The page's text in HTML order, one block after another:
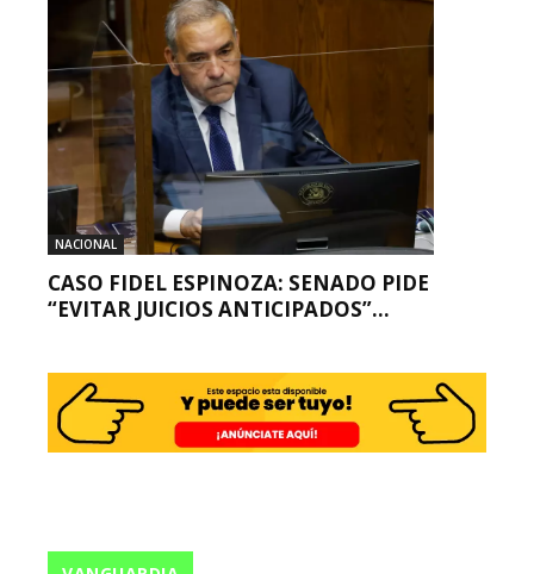
NACIONAL
CASO FIDEL ESPINOZA: SENADO PIDE
“EVITAR JUICIOS ANTICIPADOS”...